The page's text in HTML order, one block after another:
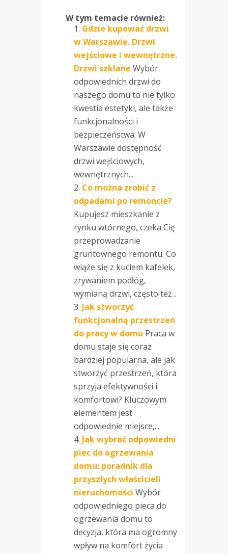
W tym temacie również:
Gdzie kupować drzwi
w Warszawie. Drzwi
wejściowe i wewnętrzne.
Drzwi szklane Wybór
odpowiednich drzwi do
naszego domu to nie tylko
kwestia estetyki, ale także
funkcjonalności i
bezpieczeństwa. W
Warszawie dostępność
drzwi wejściowych,
wewnętrznych...
Co można zrobić z
odpadami po remoncie?
Kupujesz mieszkanie z
rynku wtórnego, czeka Cię
przeprowadzanie
gruntownego remontu. Co
wiąże się z kuciem kafelek,
zrywaniem podłóg,
wymianą drzwi, często też...
Jak stworzyć
funkcjonalną przestrzeń
do pracy w domu Praca w
domu staje się coraz
bardziej popularna, ale jak
stworzyć przestrzeń, która
sprzyja efektywności i
komfortowi? Kluczowym
elementem jest
odpowiednie miejsce,...
Jak wybrać odpowiedni
piec do ogrzewania
domu: poradnik dla
przyszłych właścicieli
nieruchomości Wybór
odpowiedniego pieca do
ogrzewania domu to
decyzja, która ma ogromny
wpływ na komfort życia